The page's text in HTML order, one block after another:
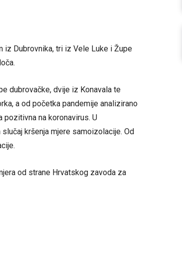
Dubrovnika, tri iz Vele Luke i Župe
dubrovačke, dvije iz Konavala te
a od početka pandemije analizirano
pozitivna na koronavirus. U
kršenja mjere samoizolacije. Od
od strane Hrvatskog zavoda za